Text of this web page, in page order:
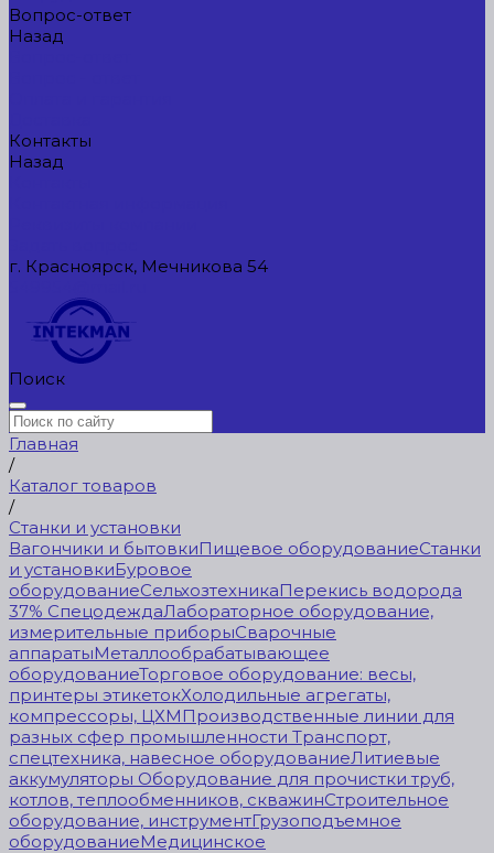
Вопрос-ответ
Назад
Контакты
Назад
г. Красноярск, Мечникова 54
Поиск
Главная
/
Каталог товаров
/
Станки и установки
Вагончики и бытовкиПищевое оборудованиеСтанки
и установкиБуровое
оборудованиеСельхозтехникаПерекись водорода
37% СпецодеждаЛабораторное оборудование,
измерительные приборыСварочные
аппаратыМеталлообрабатывающее
оборудованиеТорговое оборудование: весы,
принтеры этикетокХолодильные агрегаты,
компрессоры, ЦХМ Производственные линии для
разных сфер промышленности Транспорт,
спецтехника, навесное оборудованиеЛитиевые
аккумуляторы Оборудование для прочистки труб,
котлов, теплообменников, скважинСтроительное
оборудование, инструментГрузоподъемное
оборудованиеМедицинское